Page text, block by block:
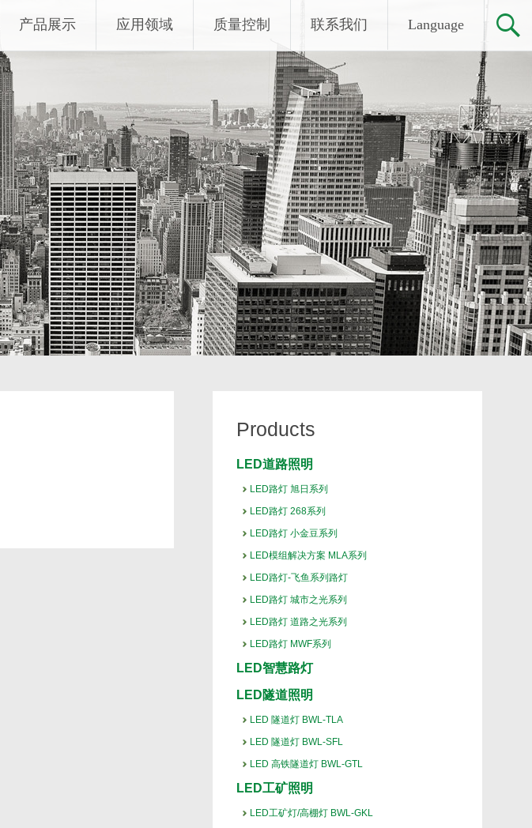
产品展示 应用领域 质量控制 联系我们 Language
Products
LED道路照明
LED路灯 旭日系列
LED路灯 268系列
LED路灯 小金豆系列
LED模组解决方案 MLA系列
LED路灯-飞鱼系列路灯
LED路灯 城市之光系列
LED路灯 道路之光系列
LED路灯 MWF系列
LED智慧路灯
LED隧道照明
LED 隧道灯 BWL-TLA
LED 隧道灯 BWL-SFL
LED 高铁隧道灯 BWL-GTL
LED工矿照明
LED工矿灯/高棚灯 BWL-GKL